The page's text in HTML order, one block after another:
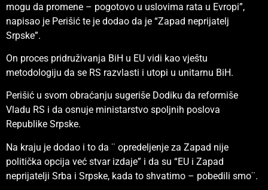
mogu da promene – pogotovo u uslovima rata u Evropi”,
napisao je Perišić te je dodao da je “Zapad neprijatelj
Srpske”.
On proces pridruživanja BiH u EU vidi kao vještu
metodologiju da se RS razvlasti i utopi u unitarnu BiH.
Perišić u svom obraćanju sugeriše Dodiku da reformiše
Vladu RS i da osnuje ministarstvo spoljnih poslova
Republike Srpske.
Na kraju je dodao i to da ¨ opredeljenje za Zapad nije
politička opcija već stvar izdaje” i da su “EU i Zapad
neprijatelji Srba i Srpske, kada to shvatimo – pobedili smo¨.